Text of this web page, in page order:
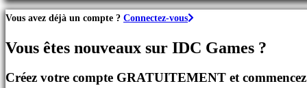
d'Aventure
Jeux
Jeux
RPG
Vous avez déjà un compte ? Connectez-vous
Vous êtes nouveaux sur IDC Games ?
Créez votre compte GRATUITEMENT et